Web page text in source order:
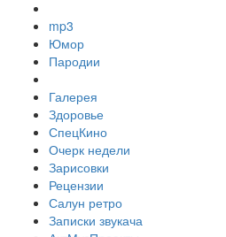
mp3
Юмор
Пародии
Галерея
Здоровье
СпецКино
Очерк недели
Зарисовки
Рецензии
Салун ретро
Записки звукача